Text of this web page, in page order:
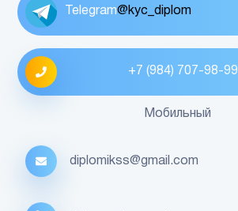
Telegram@kyc_diplom
+7 (984) 707-98-99
Мобильный
diplomikss@gmail.com